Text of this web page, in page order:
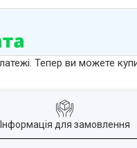
Тепер ви можете
Інформація для замовлення